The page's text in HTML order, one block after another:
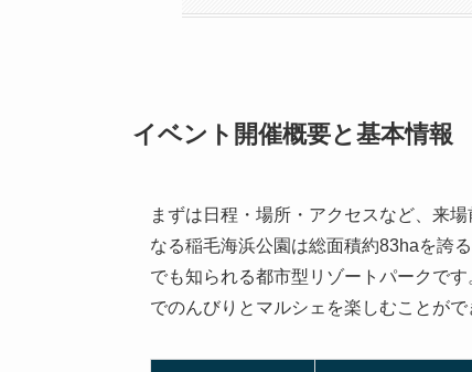
イベント開催概要と基本情報
まずは日程・場所・アクセスなど、来
なる稲毛海浜公園は総面積約83haを誇
でも知られる都市型リゾートパークで
でのんびりとマルシェを楽しむことがで